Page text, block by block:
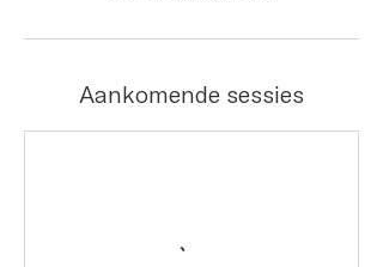
Aankomende sessies